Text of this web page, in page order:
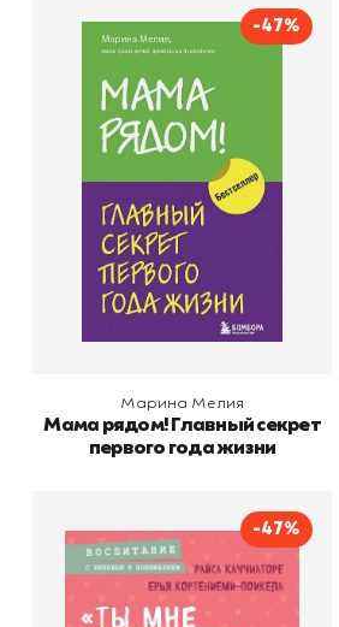
-47%
секрет первого года
жизни
Издательство
В корзину
Марина Мелия
Мама рядом! Главный секрет
первого года жизни
-47%
"Ты мне нравишься!"
Райса Каччиаторе
Издательство